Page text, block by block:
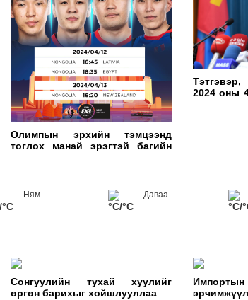
Олимпын эрхийн тэмцээнд
тоглох манай эрэгтэй багийн
Тэтгэвэр,
2024 оны
Ням
°C
Даваа
°C/°C °C/
Сонгуулийн тухай хуулийг
өргөн барихыг хойшлууллаа